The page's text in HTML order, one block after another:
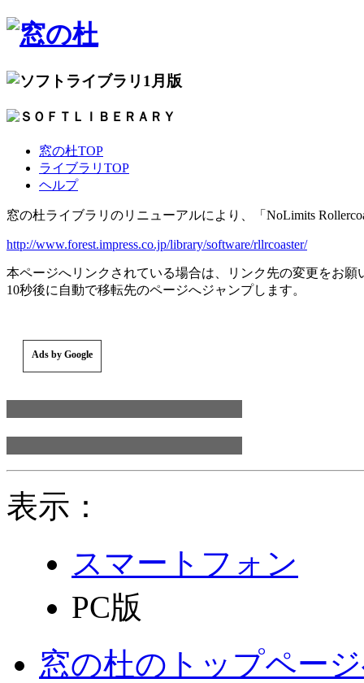
1月版
窓の杜TOP
ライブラリTOP
ヘルプ
窓の杜ライブラリのリニューアルにより、「NoLimits
http://www.forest.impress.co.jp/library/software/rllrcoaster/
本ページへリンクされている場合は、リンク先の変更をお願
10秒後に自動で移転先のページへジャンプします。
Ads by Google
表示：
スマートフォン
PC版
窓の杜のトップペー